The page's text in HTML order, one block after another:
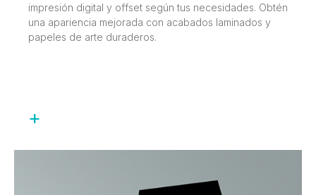
impresión digital y offset según tus necesidades. Obtén
una apariencia mejorada con acabados laminados y
papeles de arte duraderos.
+